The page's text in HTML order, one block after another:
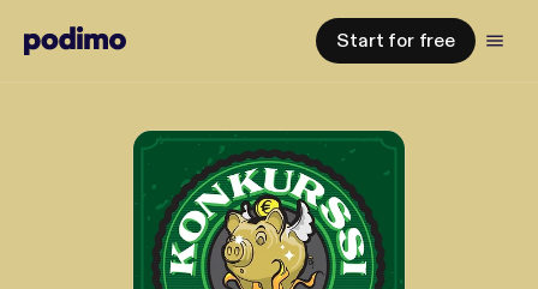
Start for free